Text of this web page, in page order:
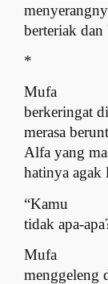
berteriak dan
*
Mufa
berkeringat
merasa
Alfa yang
hatinya agak
“Kamu
tidak apa-
Mufa
menggeleng